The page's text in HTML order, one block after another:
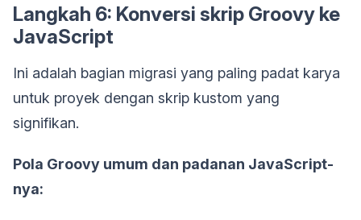
Langkah 6: Konversi skrip Groovy ke
JavaScript
Ini adalah bagian migrasi yang paling padat karya
untuk proyek dengan skrip kustom yang
signifikan.
Pola Groovy umum dan padanan JavaScript-
nya: